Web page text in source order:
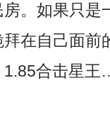
。如果只是
在自己面前
1.85合击星